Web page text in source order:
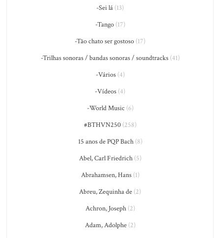
-Sei lá (13)
-Tango(17)
-Tão chato ser gostoso (17)
-Trilhas sonoras / bandas sonoras / soundtracks(41)
-Vários(4)
-Vídeos (4)
-World Music (6)
#BTHVN250(258)
15 anos de PQP Bach(8)
Abel, Carl Friedrich(5)
Abrahamsen, Hans(1)
Abreu, Zequinha de (2)
Achron, Joseph(2)
Adam, Adolphe(2)